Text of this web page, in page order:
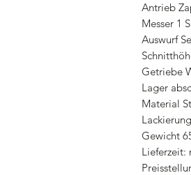
Antrieb
Messer 1
Auswurf
Getriebe
Lager
Material
Gewicht
Lieferzeit: